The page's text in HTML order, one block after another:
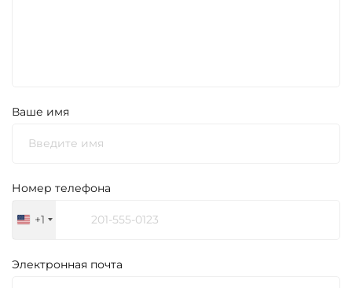
Ваше имя
Номер телефона
United
+1
Электронная почта